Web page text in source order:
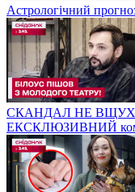
Астрологічний
СКАНДАЛ НЕ ВЩУХАЄ!
ЕКСКЛЮЗИВНИЙ